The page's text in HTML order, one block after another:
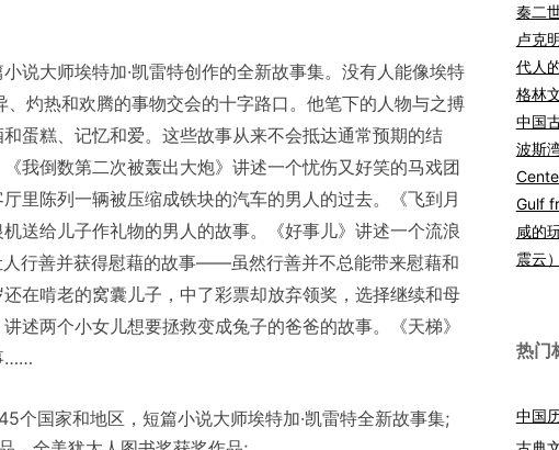
说大师埃特加·凯雷特创作的全新故事集。没有人能像埃特
、灼热和欢腾的事物交会的十字路口。他笔下的人物与之搏
蛋糕、记忆和爱。这些故事从来不会抵达通常预期的结
我倒数第二次被轰出大炮》讲述一个忧伤又好笑的马戏团
里陈列一辆被压缩成铁块的汽车的男人的过去。《飞到月
送给儿子作礼物的男人的故事。《好事儿》讲述一个流浪
行善并获得慰藉的故事——虽然行善并不总能带来慰藉和
在啃老的窝囊儿子，中了彩票却放弃领奖，选择继续和母
述两个小女儿想要拯救变成兔子的爸爸的故事。《天梯》
……
个国家和地区，短篇小说大师埃特加·凯雷特全新故事集;
秦二
卢克
代人
格林
中国
波斯
Gulf
咸的
震云）
热门
中国